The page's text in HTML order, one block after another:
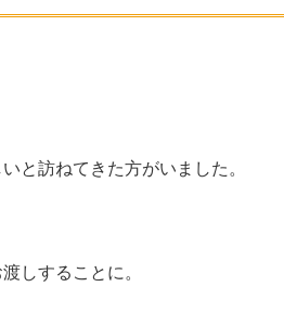
と訪ねてきた方がいました。
しすることに。